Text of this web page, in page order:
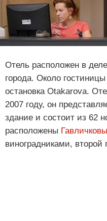
Отель расположен в
города. Около
остановка Otakarova.
2007 году, он
здание и состоит из 62
расположены
виноградниками,